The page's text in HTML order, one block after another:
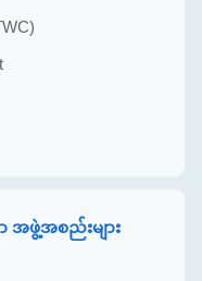
ဖွဲ့အစည်းများ